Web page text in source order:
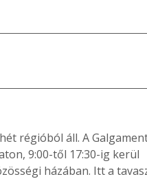
régióból áll. A
9:00-től 17:30-ig kerül
házában. Itt a